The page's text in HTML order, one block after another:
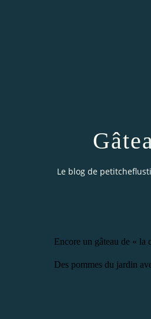
Le blog de
Encore un gâteau de «
Des pommes du jardin